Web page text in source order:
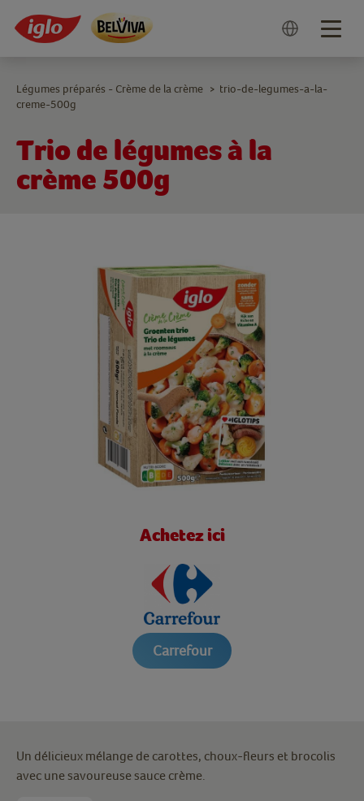
Trio de légumes à la
crème 500g
Légumes préparés - Crème de la crème > trio-de-legumes-a-la-
creme-500g
Achetez ici
Carrefour
Un délicieux mélange de carottes, choux-fleurs et brocolis
avec une savoureuse sauce crème.